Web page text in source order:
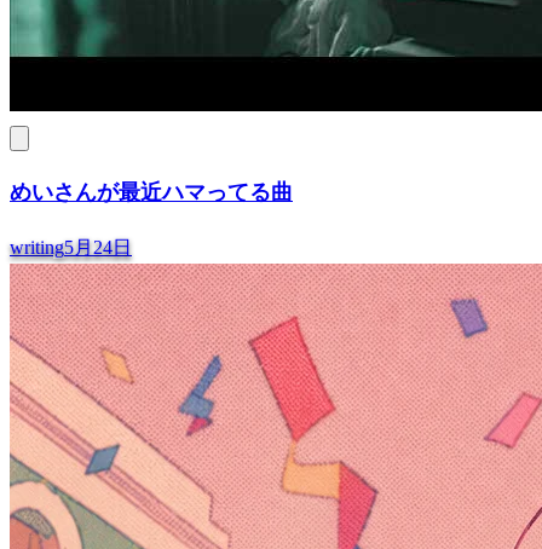
めいさんが最近ハマってる曲
writing5月24日